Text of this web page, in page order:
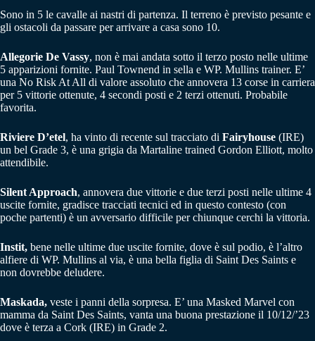
Sono in 5 le cavalle ai nastri di partenza. Il terreno è previsto pesante e
gli ostacoli da passare per arrivare a casa sono 10.
Allegorie De Vassy, non è mai andata sotto il terzo posto nelle ultime
5 apparizioni fornite. Paul Townend in sella e WP. Mullins trainer. E’
una No Risk At All di valore assoluto che annovera 13 corse in carriera
per 5 vittorie ottenute, 4 secondi posti e 2 terzi ottenuti. Probabile
favorita.
Riviere D’etel, ha vinto di recente sul tracciato di Fairyhouse (IRE)
un bel Grade 3, è una grigia da Martaline trained Gordon Elliott, molto
attendibile.
Silent Approach, annovera due vittorie e due terzi posti nelle ultime 4
uscite fornite, gradisce tracciati tecnici ed in questo contesto (con
poche partenti) è un avversario difficile per chiunque cerchi la vittoria.
Instit, bene nelle ultime due uscite fornite, dove è sul podio, è l’altro
alfiere di WP. Mullins al via, è una bella figlia di Saint Des Saints e
non dovrebbe deludere.
Maskada, veste i panni della sorpresa. E’ una Masked Marvel con
mamma da Saint Des Saints, vanta una buona prestazione il 10/12/’23
dove è terza a Cork (IRE) in Grade 2.